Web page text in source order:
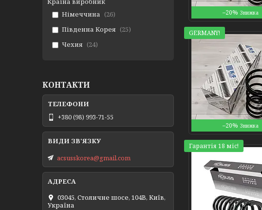
–20%
GERMANY!
–20%
Гарантія 18 міс!
Німеччина
26
Південна Корея
25
Чехия
24
КОНТАКТИ
+380 (98) 993-71-55
acsusskorea@gmail.com
03045, Столичне шосе, 104B, Київ,
Україна